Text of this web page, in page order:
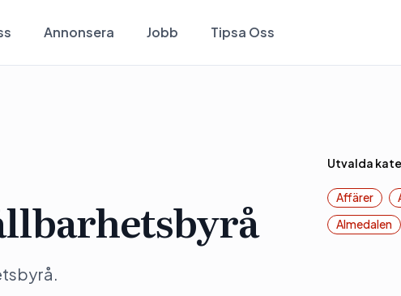
Annonsera Jobb Tipsa Oss
Utvalda
Affärer
Almedalen